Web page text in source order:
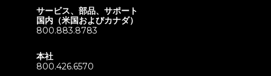
サービス、部品、サポート
国内（米国およびカナダ）
800.883.8783
本社
800.426.6570